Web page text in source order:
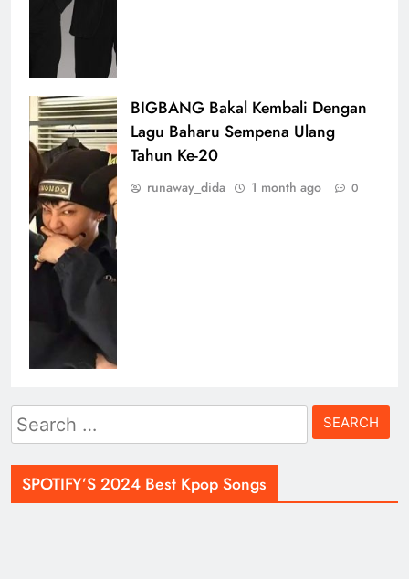
BIGBANG Bakal Kembali Dengan
Lagu Baharu Sempena Ulang
Tahun Ke-20
runaway_dida 1 month ago 0
Search
for:
SPOTIFY’S 2024 Best Kpop Songs